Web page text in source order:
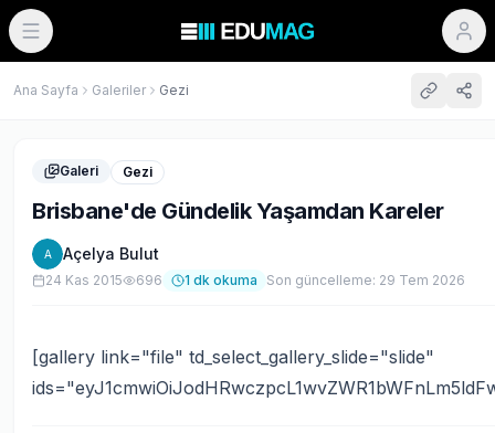
Ana Sayfa Galeriler Gezi
Galeri Gezi
Brisbane'de Gündelik Yaşamdan Kareler
A Açelya Bulut
24 Kas 2015 696 1 dk okuma Son güncelleme: 29 Tem 2026
[gallery link="file" td_select_gallery_slide="slide"